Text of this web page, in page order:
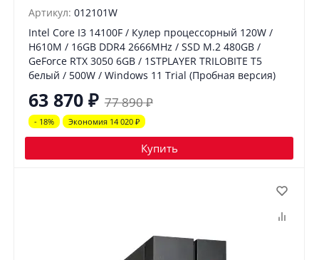
Артикул: 012101W
Intel Core I3 14100F / Кулер процессорный 120W /
H610M / 16GB DDR4 2666MHz / SSD M.2 480GB /
GeForce RTX 3050 6GB / 1STPLAYER TRILOBITE T5
белый / 500W / Windows 11 Trial (Пробная версия)
63 870 ₽ 77 890₽
- 18% Экономия 14 020 ₽
Купить